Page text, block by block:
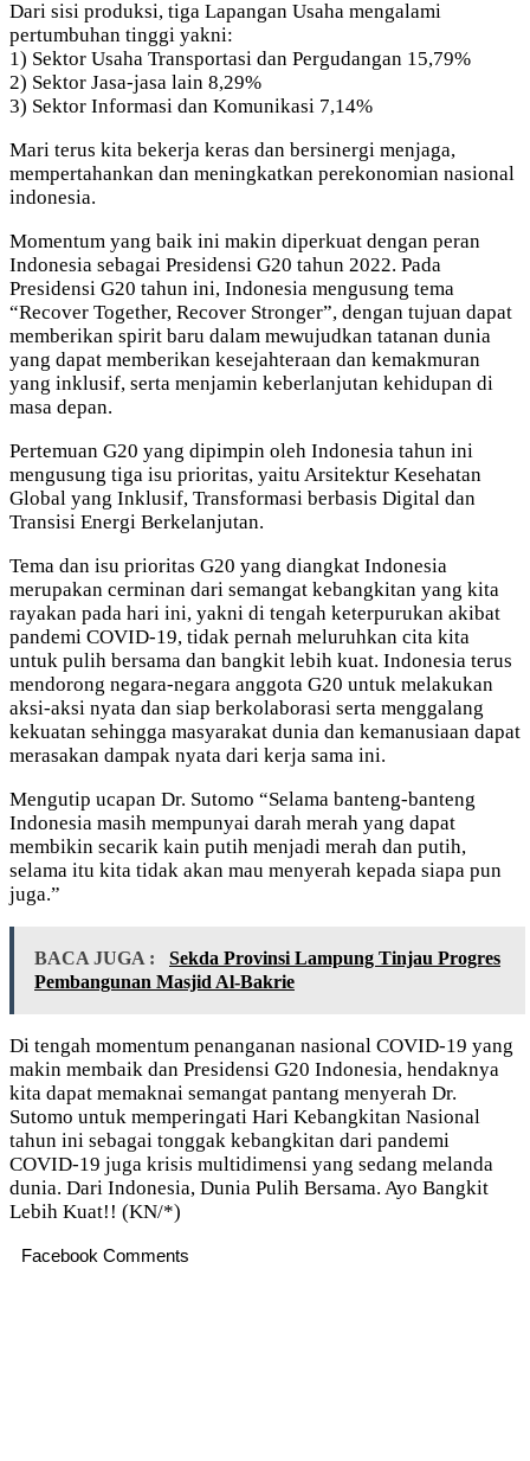
Dari sisi produksi, tiga Lapangan Usaha mengalami
pertumbuhan tinggi yakni:
1) Sektor Usaha Transportasi dan Pergudangan 15,79%
2) Sektor Jasa-jasa lain 8,29%
3) Sektor Informasi dan Komunikasi 7,14%
Mari terus kita bekerja keras dan bersinergi menjaga,
mempertahankan dan meningkatkan perekonomian nasional
indonesia.
Momentum yang baik ini makin diperkuat dengan peran
Indonesia sebagai Presidensi G20 tahun 2022. Pada
Presidensi G20 tahun ini, Indonesia mengusung tema
“Recover Together, Recover Stronger”, dengan tujuan dapat
memberikan spirit baru dalam mewujudkan tatanan dunia
yang dapat memberikan kesejahteraan dan kemakmuran
yang inklusif, serta menjamin keberlanjutan kehidupan di
masa depan.
Pertemuan G20 yang dipimpin oleh Indonesia tahun ini
mengusung tiga isu prioritas, yaitu Arsitektur Kesehatan
Global yang Inklusif, Transformasi berbasis Digital dan
Transisi Energi Berkelanjutan.
Tema dan isu prioritas G20 yang diangkat Indonesia
merupakan cerminan dari semangat kebangkitan yang kita
rayakan pada hari ini, yakni di tengah keterpurukan akibat
pandemi COVID-19, tidak pernah meluruhkan cita kita
untuk pulih bersama dan bangkit lebih kuat. Indonesia terus
mendorong negara-negara anggota G20 untuk melakukan
aksi-aksi nyata dan siap berkolaborasi serta menggalang
kekuatan sehingga masyarakat dunia dan kemanusiaan dapat
merasakan dampak nyata dari kerja sama ini.
Mengutip ucapan Dr. Sutomo “Selama banteng-banteng
Indonesia masih mempunyai darah merah yang dapat
membikin secarik kain putih menjadi merah dan putih,
selama itu kita tidak akan mau menyerah kepada siapa pun
juga.”
BACA JUGA :
Sekda Provinsi Lampung Tinjau Progres
Pembangunan Masjid Al-Bakrie
Di tengah momentum penanganan nasional COVID-19 yang
makin membaik dan Presidensi G20 Indonesia, hendaknya
kita dapat memaknai semangat pantang menyerah Dr.
Sutomo untuk memperingati Hari Kebangkitan Nasional
tahun ini sebagai tonggak kebangkitan dari pandemi
COVID-19 juga krisis multidimensi yang sedang melanda
dunia. Dari Indonesia, Dunia Pulih Bersama. Ayo Bangkit
Lebih Kuat!! (KN/*)
Facebook Comments